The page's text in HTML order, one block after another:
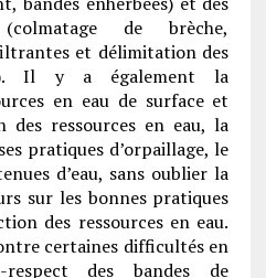
de brèche,
et délimitation des
Il y a également la
en eau de surface et
des ressources en eau, la
pratiques d’orpaillage, le
d’eau, sans oublier la
sur les bonnes pratiques
des ressources en eau.
certaines difficultés en
respect des bandes de